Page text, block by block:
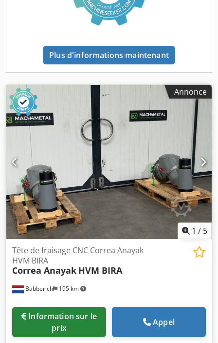
Plus d'informations maintenant
Annonce
1 / 5
Babberich 195 km
Tête de fraisage CNC Correa Anayak
HVM BIRA
Correa Anayak HVM BIRA
prix
Appel